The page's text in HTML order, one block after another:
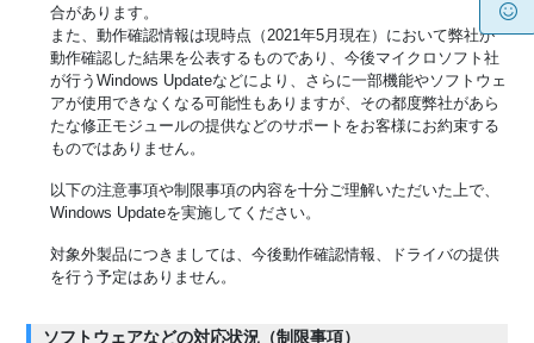
合があります。
また、動作確認情報は現時点（2021年5月現在）において弊社が
動作確認した結果を公表するものであり、今後マイクロソフト社
が行うWindows Updateなどにより、さらに一部機能やソフトウェ
アが使用できなくなる可能性もありますが、その都度弊社があら
たな修正モジュールの提供などのサポートをお客様にお約束する
ものではありません。
以下の注意事項や制限事項の内容を十分ご理解いただいた上で、
Windows Updateを実施してください。
対象外製品につきましては、今後動作確認情報、ドライバの提供
を行う予定はありません。
ソフトウェアなどの対応状況（制限事項）